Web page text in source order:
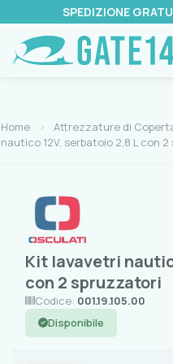
SPEDIZIONE
Home Attrezzature di
nautico 12V, serbatoio 2,8 L con
Kit lavavetri
con 2 spruzzatori
Codice: 001.19.105.00
Disponibile